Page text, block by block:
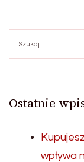
Ostatnie
wpływa